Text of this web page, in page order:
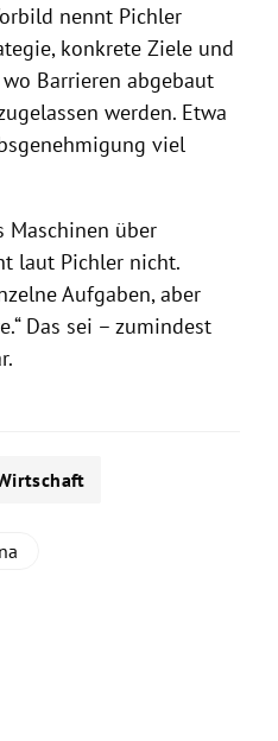
nennt Pichler
konkrete Ziele und
wo Barrieren abgebaut
werden. Etwa
viel
Maschinen über
laut Pichler nicht.
Aufgaben, aber
Das sei – zumindest